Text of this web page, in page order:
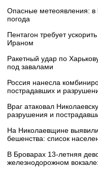
Опасные метеоявления: в
погода
Пентагон требует
Ираном
Ракетный удар по
под завалами
Россия нанесла
пострадавших и
Враг атаковал
разрушения и
На Николаевщине
бешенства: список
В Броварах 13-летняя
железнодорожном